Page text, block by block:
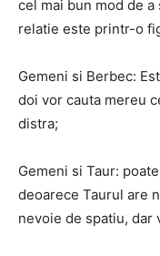
cel mai bun mod de
relatie este printr-o
Gemeni si Berbec:
doi vor cauta mereu
distra;
Gemeni si Taur:
deoarece Taurul are
nevoie de spatiu, dar